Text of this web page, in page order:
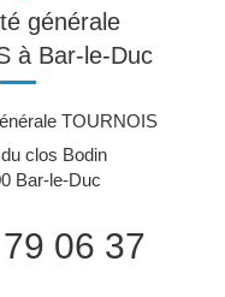
générale
à Bar-le-Duc
TOURNOIS
clos Bodin
Bar-le-Duc
06 37